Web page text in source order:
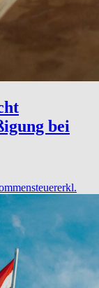
bei